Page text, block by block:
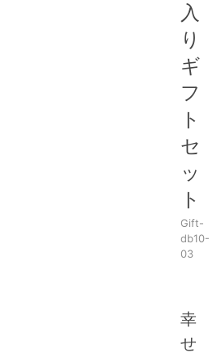
入
り
ギ
フ
ト
セ
ッ
ト
Gift-
db10-
03
幸
せ